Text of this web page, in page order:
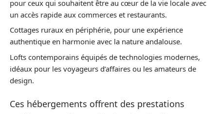
pour ceux qui souhaitent être au cœur de la vie locale avec
un accès rapide aux commerces et restaurants.
Cottages ruraux en périphérie, pour une expérience
authentique en harmonie avec la nature andalouse.
Lofts contemporains équipés de technologies modernes,
idéaux pour les voyageurs d’affaires ou les amateurs de
design.
Ces hébergements offrent des prestations